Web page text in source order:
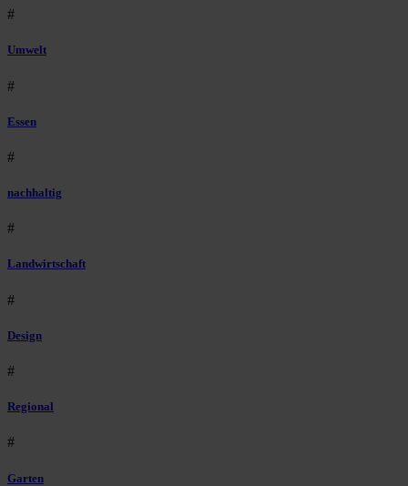
#
Umwelt
#
Essen
#
nachhaltig
#
Landwirtschaft
#
Design
#
Regional
#
Garten